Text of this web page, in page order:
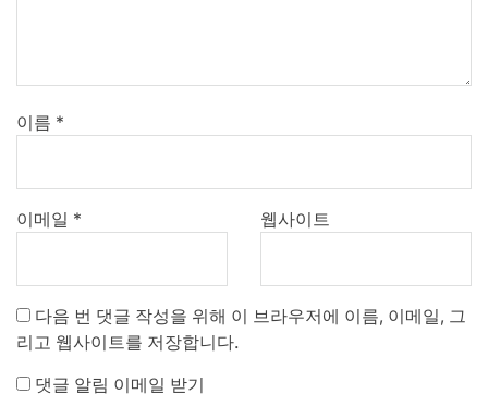
이름 *
이메일 * 웹사이트
다음 번 댓글 작성을 위해 이 브라우저에 이름, 이메일, 그
리고 웹사이트를 저장합니다.
댓글 알림 이메일 받기